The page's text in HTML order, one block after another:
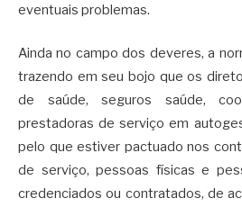
eventuais problemas.
Ainda no campo dos deveres, a
trazendo em seu bojo que os
de saúde, seguros saúde,
prestadoras de serviço em
pelo que estiver pactuado nos
de serviço, pessoas físicas e
credenciados ou contratados, de